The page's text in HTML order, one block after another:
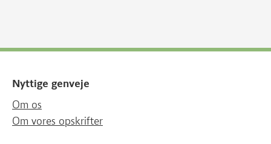
Nyttige genveje
Om os
Om vores opskrifter